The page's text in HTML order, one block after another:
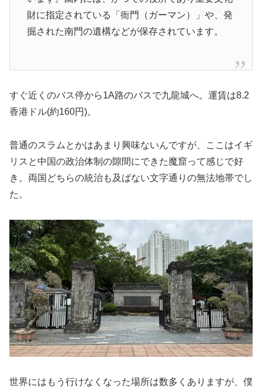
財に指定されている「衙門（ガーマン）」や、発
掘された南門の遺構などが保存されています。
すぐ近くのバス停から1A路のバスで九龍城へ。運賃は8.2
香港ドル(約160円)。
普通のスラムとかはあまり興味ないんですが、ここはイギ
リスと中国の政治体制の隙間にできた魔窟って感じで好
き。両国どちらの統治も及ばない文字通りの無法地帯でし
た。
世界にはもう行けなくなった場所は数多くありますが、僕